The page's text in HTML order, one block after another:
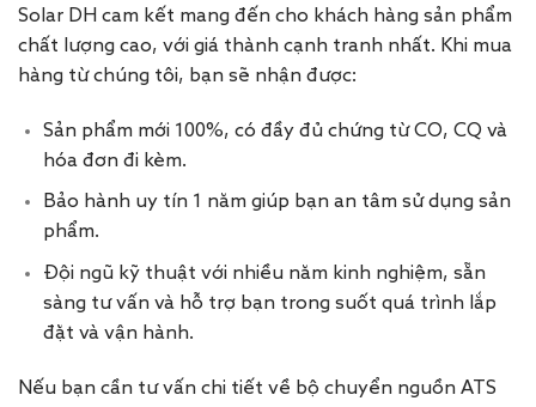
Solar DH cam kết mang đến cho khách hàng sản phẩm
chất lượng cao, với giá thành cạnh tranh nhất. Khi mua
hàng từ chúng tôi, bạn sẽ nhận được:
Sản phẩm mới 100%, có đầy đủ chứng từ CO, CQ và
hóa đơn đi kèm.
Bảo hành uy tín 1 năm giúp bạn an tâm sử dụng sản
phẩm.
Đội ngũ kỹ thuật với nhiều năm kinh nghiệm, sẵn
sàng tư vấn và hỗ trợ bạn trong suốt quá trình lắp
đặt và vận hành.
Nếu bạn cần tư vấn chi tiết về bộ chuyển nguồn ATS